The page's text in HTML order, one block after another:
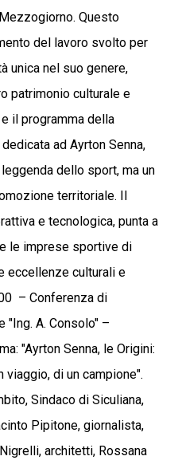
Questo
del lavoro svolto per
unica nel suo genere,
patrimonio culturale e
il programma della
dedicata ad Ayrton Senna,
dello sport, ma un
territoriale. Il
e tecnologica, punta a
le imprese sportive di
eccellenze culturali e
– Conferenza di
"Ing. A. Consolo" –
"Ayrton Senna, le Origini:
viaggio, di un campione".
Sindaco di Siculiana,
Pipitone, giornalista,
architetti, Rossana